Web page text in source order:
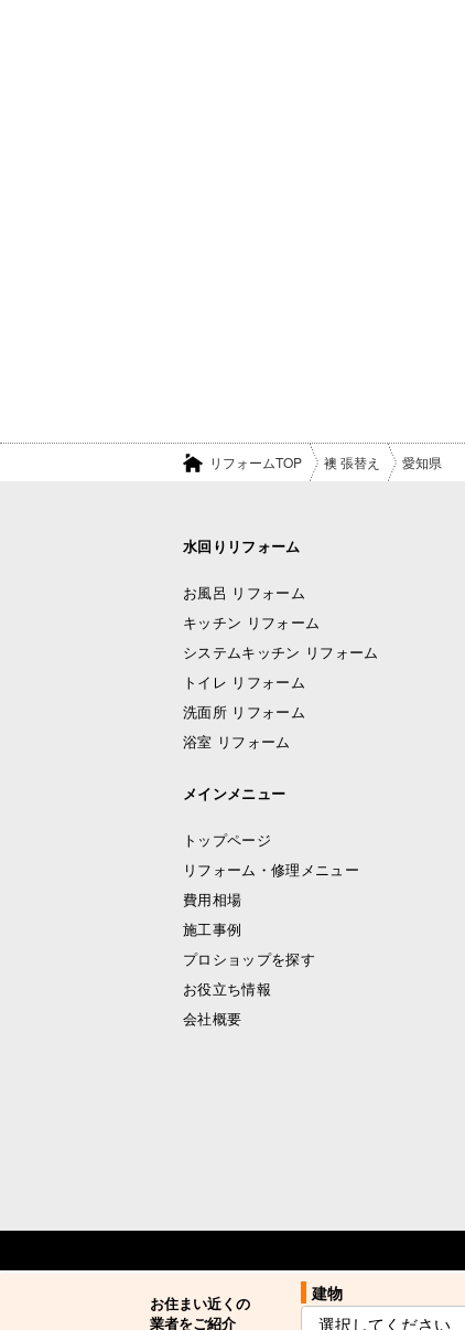
お住まい近くの
業者をご紹介
建物
リフォームTOP 襖 張替え 愛知県
水回りリフォーム
お風呂 リフォーム
キッチン リフォーム
システムキッチン リフォーム
トイレ リフォーム
洗面所 リフォーム
浴室 リフォーム
メインメニュー
トップページ
リフォーム・修理メニュー
費用相場
施工事例
プロショップを探す
お役立ち情報
会社概要
お住まい近くの
業者をご紹介
建物